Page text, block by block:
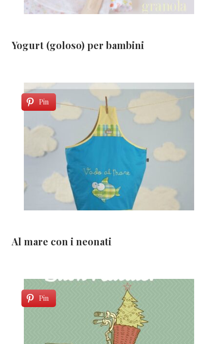
Yogurt (goloso) per bambini
Pin
Al mare con i neonati
Pin